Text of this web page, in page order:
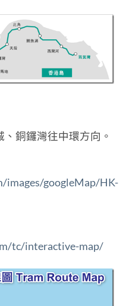
銅鑼灣往中環方向。
googleMap/HK-
tc/interactive-map/